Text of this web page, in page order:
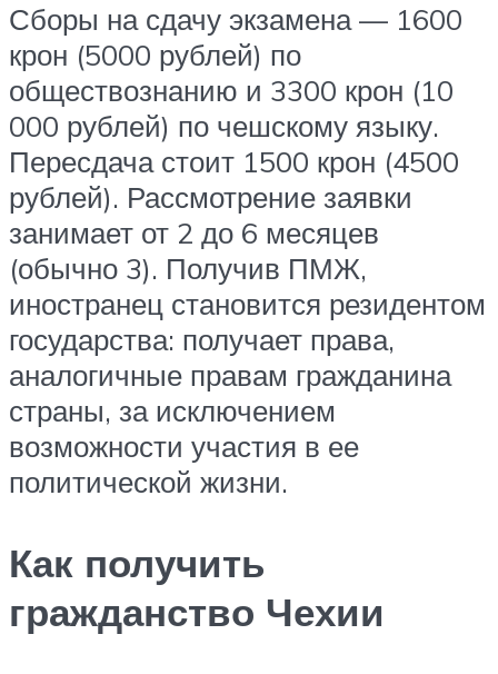
Сборы на сдачу экзамена — 1600
крон (5000 рублей) по
обществознанию и 3300 крон (10
000 рублей) по чешскому языку.
Пересдача стоит 1500 крон (4500
рублей). Рассмотрение заявки
занимает от 2 до 6 месяцев
(обычно 3). Получив ПМЖ,
иностранец становится резидентом
государства: получает права,
аналогичные правам гражданина
страны, за исключением
возможности участия в ее
политической жизни.
Как получить
гражданство Чехии